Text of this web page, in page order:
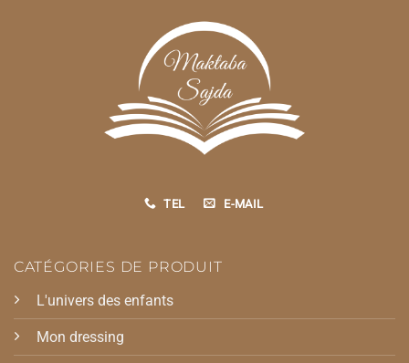
TEL E-MAIL
CATÉGORIES DE PRODUIT
L'univers des enfants
Mon dressing